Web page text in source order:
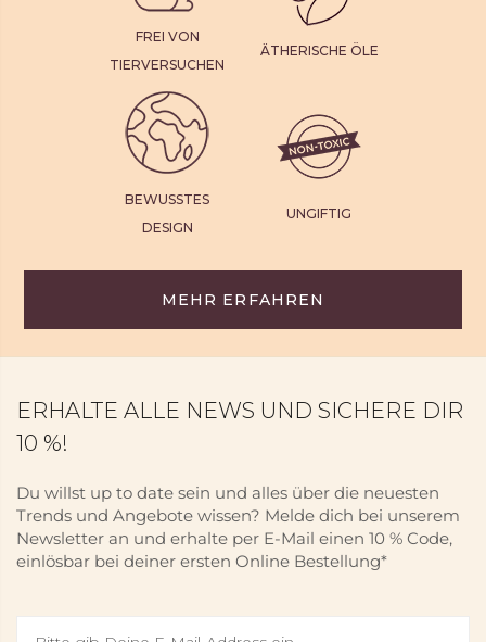
FREI VON
TIERVERSUCHEN
ÄTHERISCHE ÖLE
BEWUSSTES
DESIGN
UNGIFTIG
MEHR ERFAHREN
ERHALTE ALLE NEWS UND SICHERE DIR
10 %!
Du willst up to date sein und alles über die neuesten
Trends und Angebote wissen? Melde dich bei unserem
Newsletter an und erhalte per E-Mail einen 10 % Code,
einlösbar bei deiner ersten Online Bestellung*